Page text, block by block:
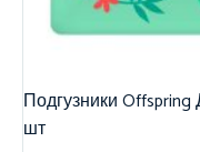
Подгузники
шт